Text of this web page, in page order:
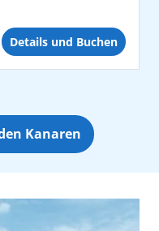
Details und Buchen
Kanaren